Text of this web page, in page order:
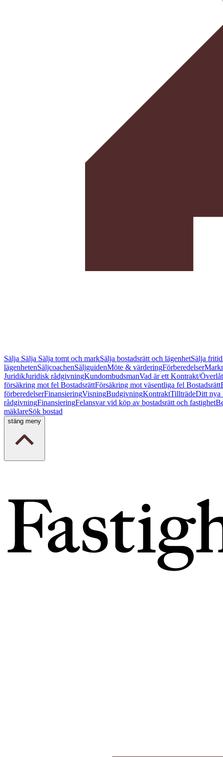
Sälja Sälja Sälja tomt och markSälja bostadsrätt och lägenhetSälja
lägenhetenSäljcoachenSäljguidenMöte & värderingFörberedelser
JuridikJuridisk rådgivningKundombudsmanVad är ett Kontrakt/
försäkring mot fel BostadsrättFörsäkring mot väsentliga fel Bostadsrätt
förberedelserFinansieringVisningBudgivningKontraktTillträdeDitt nya
rådgivningFinansieringFelansvar vid köp av bostadsrätt och fastighet
mäklareSök bostad
stäng meny